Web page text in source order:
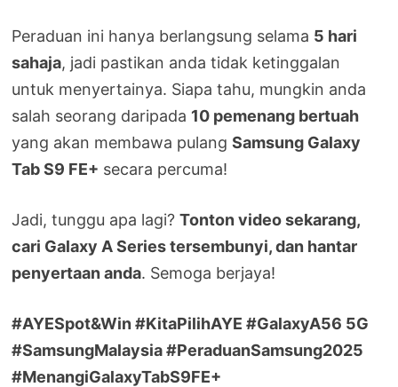
Peraduan ini hanya berlangsung selama 5 hari
sahaja, jadi pastikan anda tidak ketinggalan
untuk menyertainya. Siapa tahu, mungkin anda
salah seorang daripada 10 pemenang bertuah
yang akan membawa pulangSamsung Galaxy
Tab S9 FE+ secara percuma!
Jadi, tunggu apa lagi?Tonton video sekarang,
cari Galaxy A Series tersembunyi, dan hantar
penyertaan anda. Semoga berjaya!
#AYESpot&Win #KitaPilihAYE #GalaxyA56 5G
#SamsungMalaysia #PeraduanSamsung2025
#MenangiGalaxyTabS9FE+